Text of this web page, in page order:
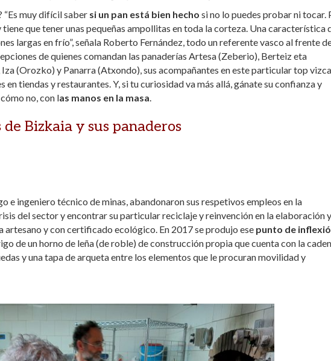
“Es muy difícil saber si un pan está bien hecho si no lo puedes probar ni tocar.
que tener unas pequeñas ampollitas en toda la corteza. Una característica
largas en frío”, señala Roberto Fernández, todo un referente vasco al frente
de quienes comandan las panaderías Artesa (Zeberio), Berteiz eta
(Orozko) y Panarra (Atxondo), sus acompañantes en este particular top
en tiendas y restaurantes. Y, si tu curiosidad va más allá, gánate su confianza y
no, con las manos en la masa.
Bizkaia y sus panaderos
e ingeniero técnico de minas, abandonaron sus respetivos empleos en la
del sector y encontrar su particular reciclaje y reinvención en la elaboración y
artesano y con certificado ecológico. En 2017 se produjo ese punto de
de un horno de leña (de roble) de construcción propia que cuenta con la
y una tapa de arqueta entre los elementos que le procuran movilidad y